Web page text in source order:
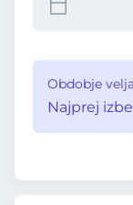
Obdobje
Najprej